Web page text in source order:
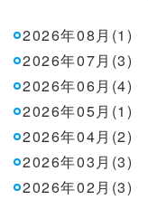
2026年08月(1)
2026年07月(3)
2026年06月(4)
2026年05月(1)
2026年04月(2)
2026年03月(3)
2026年02月(3)